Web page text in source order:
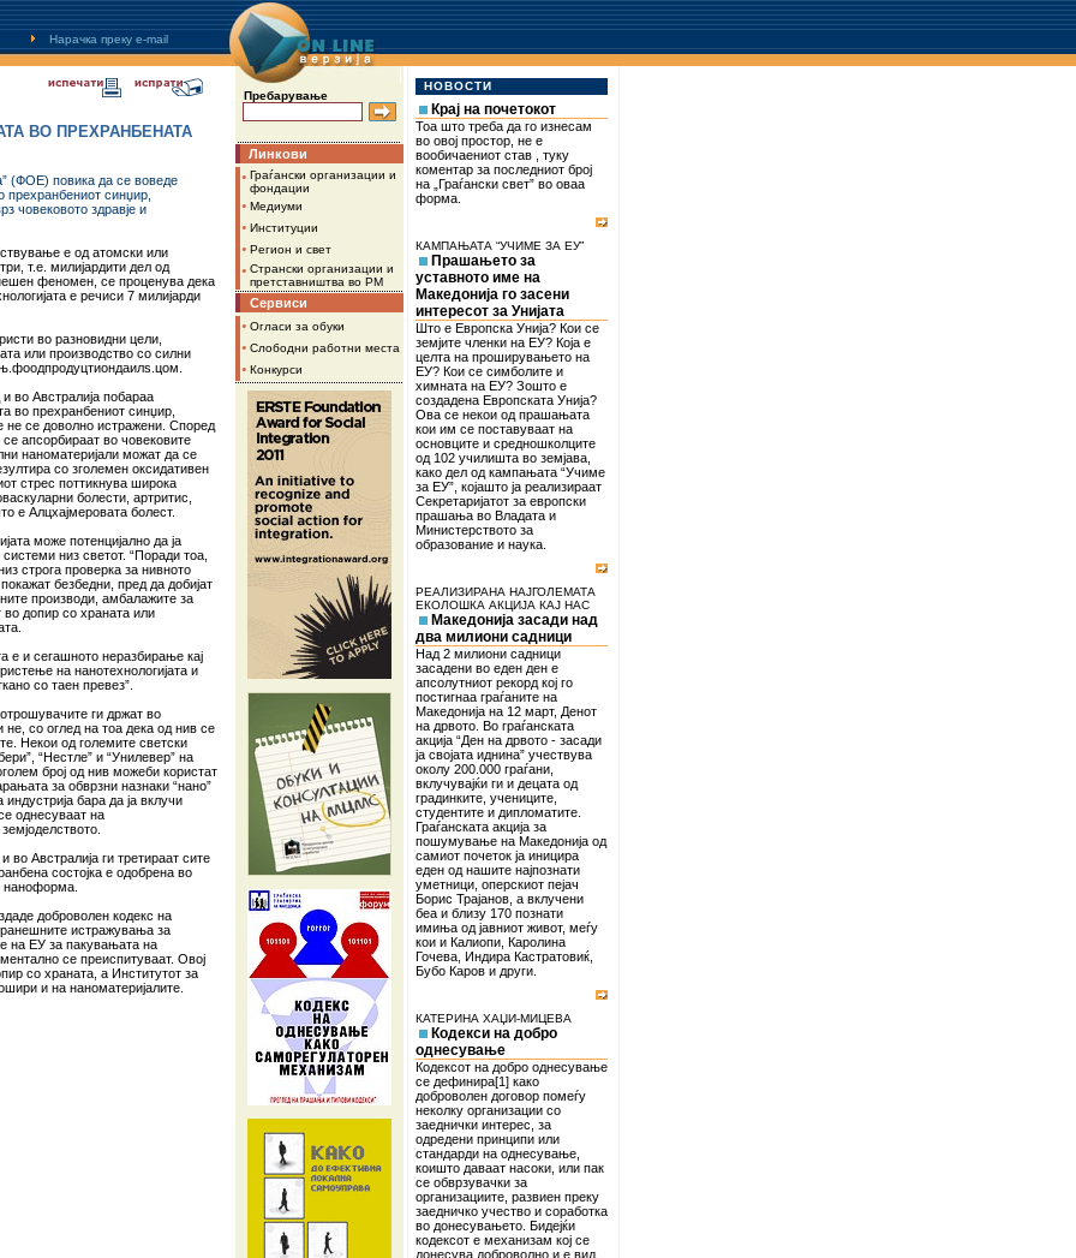
Нарачка преку e-mail
ВО ПРЕХРАНБЕНАТА
(ФОЕ) повика да се воведе
прехранбениот синџир,
човековото здравје и
е од атомски или
т.е. милијардити дел од
феномен, се проценува дека
е речиси 7 милијарди
во разновидни цели,
или производство со силни
во Австралија побараа
во прехранбениот синџир,
не се доволно истражени. Според
се апсорбираат во човековите
наноматеријали можат да се
со зголемен оксидативен
стрес поттикнува широка
болести, артритис,
е Алцхајмеровата болест.
може потенцијално да ја
низ светот. “Поради тоа,
строга проверка за нивното
безбедни, пред да добијат
производи, амбалажите за
во допир со храната или
е и сегашното неразбирање кај
на нанотехнологијата и
со таен превез”.
ги држат во
не, со оглед на тоа дека од нив се
Некои од големите светски
“Нестле” и “Унилевер” на
број од нив можеби користат
за обврзни назнаки “нано”
бара да ја вклучи
однесуваат на
Австралија ги третираат сите
состојка е одобрена во
наноформа.
доброволен кодекс на
истражувања за
на ЕУ за пакувањата на
се преиспитуваат. Овој
со храната, а Институтот за
и на наноматеријалите.
Пребарување
Линкови
• Граѓански организации и
фондации
• Медиуми
• Институции
• Регион и свет
• Странски организации и
претставништва во РМ
Сервиси
• Огласи за обуки
• Слободни работни места
• Конкурси
НОВОСТИ
Крај на почетокот
Тоа што треба да го изнесам
во овој простор, не е
вообичаениот став , туку
коментар за последниот број
на „Граѓански свет” во оваа
форма.
КАМПАЊАТА “УЧИМЕ ЗА ЕУ”
Прашањето за
уставното име на
Македонија го засени
интересот за Унијата
Што е Европска Унија? Кои се
земјите членки на ЕУ? Која е
целта на проширувањето на
ЕУ? Кои се симболите и
химната на ЕУ? Зошто е
создадена Европската Унија?
Ова се некои од прашањата
кои им се поставуваат на
основците и средношколците
од 102 училишта во земјава,
како дел од кампањата “Учиме
за ЕУ”, којашто ја реализираат
Секретаријатот за европски
прашања во Владата и
Министерството за
образование и наука.
РЕАЛИЗИРАНА НАЈГОЛЕМАТА
ЕКОЛОШКА АКЦИЈА КАЈ НАС
Македонија засади над
два милиони садници
Над 2 милиони садници
засадени во еден ден е
апсолутниот рекорд кој го
постигнаа граѓаните на
Македонија на 12 март, Денот
на дрвото. Во граѓанската
акција “Ден на дрвото - засади
ја својата иднина” учествува
околу 200.000 граѓани,
вклучувајќи ги и децата од
градинките, учениците,
студентите и дипломатите.
Граѓанската акција за
пошумување на Македонија од
самиот почеток ја иницира
еден од нашите најпознати
уметници, оперскиот пејач
Борис Трајанов, а вклучени
беа и близу 170 познати
имиња од јавниот живот, меѓу
кои и Калиопи, Каролина
Гочева, Индира Кастратовиќ,
Бубо Каров и други.
КАТЕРИНА ХАЏИ-МИЦЕВА
Кодекси на добро
однесување
Кодексот на добро однесување
се дефинира[1] како
доброволен договор помеѓу
неколку организации со
заеднички интерес, за
одредени принципи или
стандарди на однесување,
коишто даваат насоки, или пак
се обврзувачки за
организациите, развиен преку
заедничко учество и соработка
во донесувањето. Бидејќи
кодексот е механизам кој се
донесува доброволно и е вид